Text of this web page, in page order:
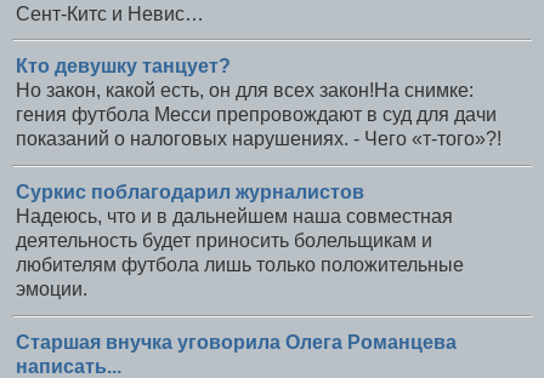
Сент-Китс и Невис…
Кто девушку танцует?
Но закон, какой есть, он для всех закон!На снимке:
гения футбола Месси препровождают в суд для дачи
показаний о налоговых нарушениях. - Чего «т-того»?!
Суркис поблагодарил журналистов
Надеюсь, что и в дальнейшем наша совместная
деятельность будет приносить болельщикам и
любителям футбола лишь только положительные
эмоции.
Старшая внучка уговорила Олега Романцева
написать...